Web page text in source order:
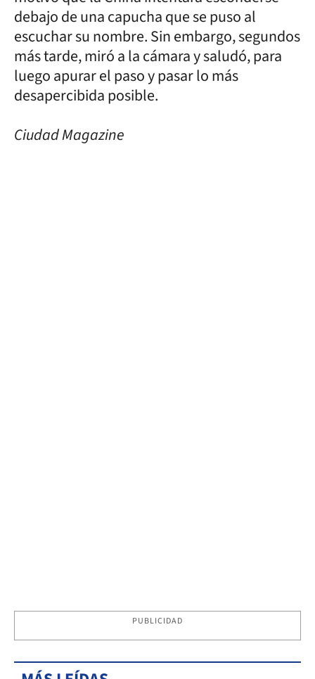
debajo de una capucha que se puso al
escuchar su nombre. Sin embargo, segundos
más tarde, miró a la cámara y saludó, para
luego apurar el paso y pasar lo más
desapercibida posible.
Ciudad Magazine
PUBLICIDAD